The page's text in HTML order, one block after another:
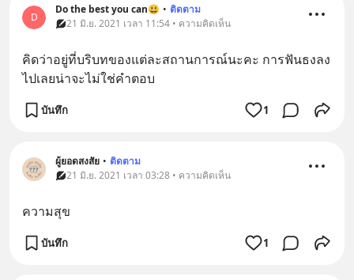
D
Do the best you can😃 • ติดตาม
21 มิ.ย. 2021 เวลา 11:54 • ความคิดเห็น
คิดว่าอยู่ที่บริบทของแต่ละสถานการณ์นะคะ การฟันธงลง
ไปเลยน่าจะไม่ใช่คำตอบ
บันทึก 1
ผู้ยอดสงสัย • ติดตาม
21 มิ.ย. 2021 เวลา 03:28 • ความคิดเห็น
ความสุข
บันทึก 1